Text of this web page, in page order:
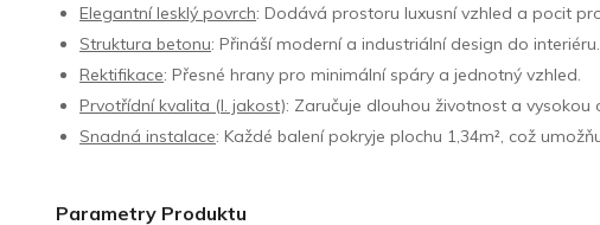
Elegantní lesklý povrch: Dodává prostoru luxusní vzhled a pocit
Struktura betonu: Přináší moderní a industriální design do interiéru.
Rektifikace: Přesné hrany pro minimální spáry a jednotný vzhled.
Prvotřídní kvalita (I. jakost): Zaručuje dlouhou životnost a vysokou
Snadná instalace: Každé balení pokryje plochu 1,34m², což
Parametry Produktu